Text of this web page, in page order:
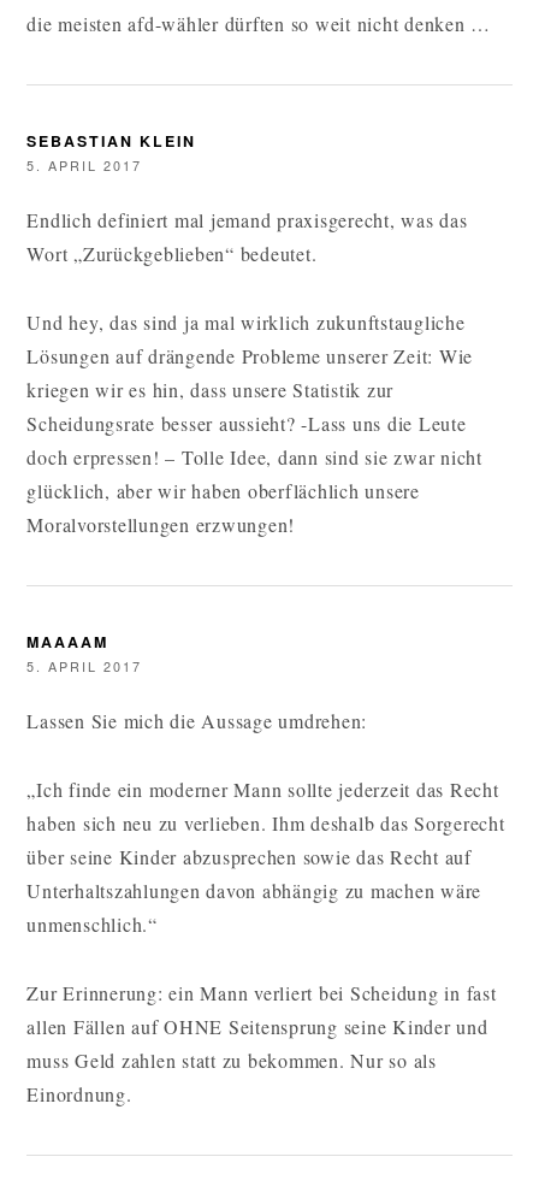
die meisten afd-wähler dürften so weit nicht denken …
SEBASTIAN KLEIN
5. APRIL 2017
Endlich definiert mal jemand praxisgerecht, was das
Wort „Zurückgeblieben“ bedeutet.
Und hey, das sind ja mal wirklich zukunftstaugliche
Lösungen auf drängende Probleme unserer Zeit: Wie
kriegen wir es hin, dass unsere Statistik zur
Scheidungsrate besser aussieht? -Lass uns die Leute
doch erpressen! – Tolle Idee, dann sind sie zwar nicht
glücklich, aber wir haben oberflächlich unsere
Moralvorstellungen erzwungen!
MAAAAM
5. APRIL 2017
Lassen Sie mich die Aussage umdrehen:
„Ich finde ein moderner Mann sollte jederzeit das Recht
haben sich neu zu verlieben. Ihm deshalb das Sorgerecht
über seine Kinder abzusprechen sowie das Recht auf
Unterhaltszahlungen davon abhängig zu machen wäre
unmenschlich.“
Zur Erinnerung: ein Mann verliert bei Scheidung in fast
allen Fällen auf OHNE Seitensprung seine Kinder und
muss Geld zahlen statt zu bekommen. Nur so als
Einordnung.